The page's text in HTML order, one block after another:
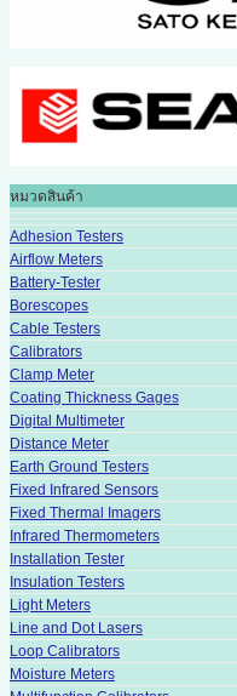
หมวดสินค้า
Adhesion Testers
Airflow Meters
Battery-Tester
Borescopes
Cable Testers
Calibrators
Clamp Meter
Coating Thickness Gages
Digital Multimeter
Distance Meter
Earth Ground Testers
Fixed Infrared Sensors
Fixed Thermal Imagers
Infrared Thermometers
Installation Tester
Insulation Testers
Light Meters
Line and Dot Lasers
Loop Calibrators
Moisture Meters